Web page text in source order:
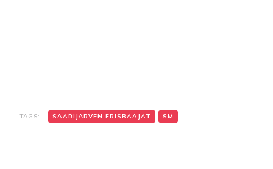
TAGS: SAARIJÄRVEN FRISBAAJAT SM